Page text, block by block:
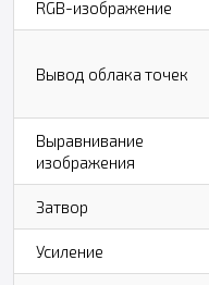
RGB-изображение
Вывод облака точек
Выравнивание
изображения
Затвор
Усиление